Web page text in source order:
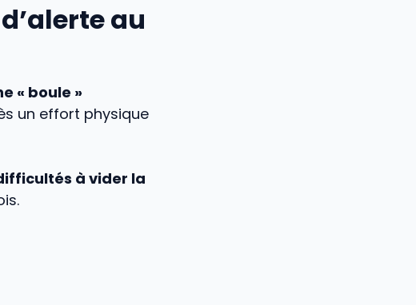
au
« boule »
un effort physique
à vider la